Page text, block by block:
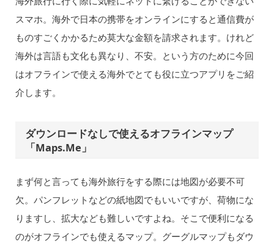
スマホ。海外で日本の携帯をオンラインにすると通信費が
ものすごくかかるため莫大な金額を請求されます。けれど
海外は言語も文化も異なり、不安。という方のために今回
はオフラインで使える海外でとても役に立つアプリをご紹
介します。
ダウンロードなしで使えるオフラインマップ
「Maps.Me」
まず何と言っても海外旅行をする際には地図が必要不可
欠。パンフレットなどの紙地図でもいいですが、荷物にな
りますし、拡大なども難しいですよね。そこで便利になる
のがオフラインでも使えるマップ。グーグルマップもダウ